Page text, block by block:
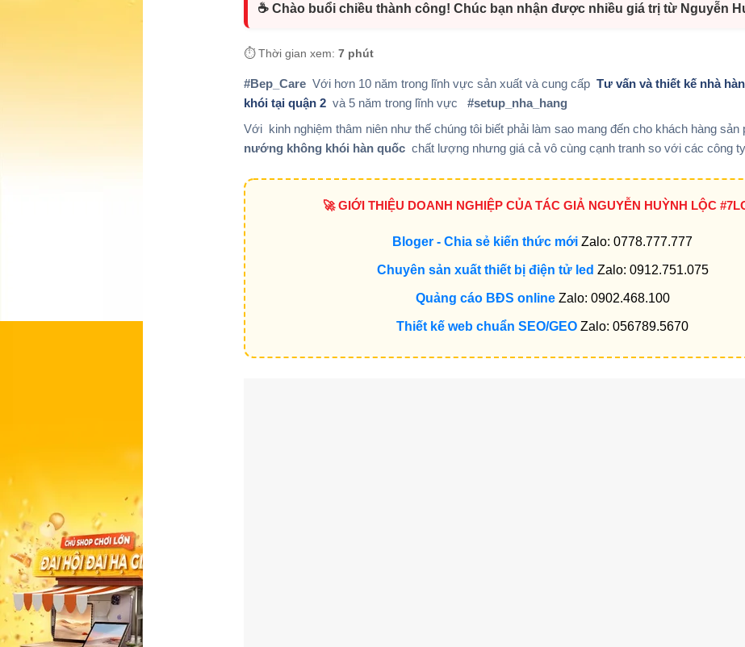
☕ Chào buổi chiều thành công! Chúc bạn nhận được nhiều giá trị từ Nguyễn
⏱️ Thời gian xem: 7 phút
#Bep_Care Với hơn 10 năm trong lĩnh vực sản xuất và cung cấp Tư vấn và thiết kế nhà
khói tại quận 2 và 5 năm trong lĩnh vực
#setup_nha_hang
Với kinh nghiệm thâm niên như thế chúng tôi biết phải làm sao mang đến cho khách hàng sản
nướng không khói hàn quốc chất lượng nhưng giá cả vô cùng cạnh tranh so với các công
🚀 GIỚI THIỆU DOANH NGHIỆP CỦA TÁC GIẢ NGUYỄN HUỲNH LỘC
Bloger - Chia sẻ kiến thức mới Zalo: 0778.777.777
Chuyên sản xuất thiết bị điện tử led Zalo: 0912.751.075
Quảng cáo BĐS onlineZalo: 0902.468.100
Thiết kế web chuẩn SEO/GEO Zalo: 056789.5670